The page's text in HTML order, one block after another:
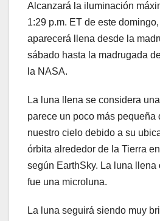
Alcanzará la iluminación
1:29 p.m. ET de este
aparecerá llena desde la
sábado hasta la madrugada
la NASA.
La luna llena se considera
parece un poco más pequeña
nuestro cielo debido a su
órbita alrededor de la Tierra
según EarthSky. La luna llena
fue una microluna.
La luna seguirá siendo muy